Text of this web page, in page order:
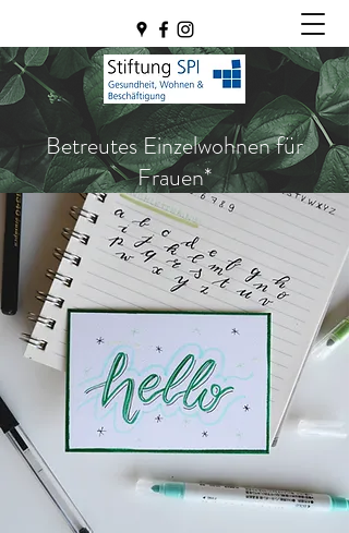
Betreutes Einzelwohnen für
Frauen*